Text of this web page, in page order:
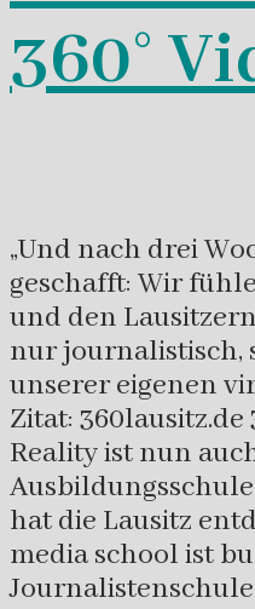
360°
„Und nach drei
geschafft: Wir
und den
nur journalistisch,
unserer eigenen
Zitat:
Reality ist nun
hat die Lausitz
media school ist